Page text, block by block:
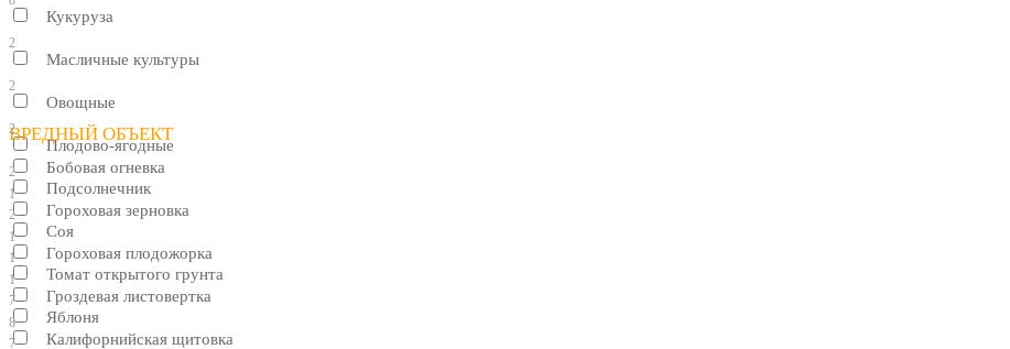
Кукуруза
2
Масличные культуры
2
Овощные
2
Плодово-ягодные
2
Подсолнечник
2
Соя
1
Томат открытого грунта
7
Яблоня
7
ВРЕДНЫЙ ОБЪЕКТ
Бобовая огневка
1
Гороховая зерновка
1
Гороховая плодожорка
1
Гроздевая листовертка
8
Калифорнийская щитовка